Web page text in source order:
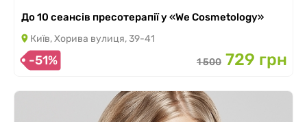
До 10 сеансів пресотерапії у «We Сosmetology»
Київ, Хорива вулиця, 39-41
-51% 1 500 729 грн